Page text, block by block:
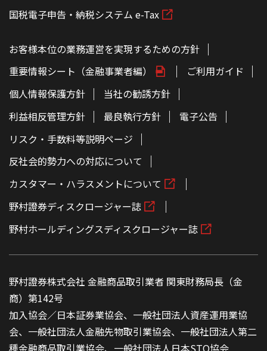
国税電子申告・納税システム e-Tax
お客様本位の業務運営を実現するための方針
重要情報シート（金融事業者編）
ご利用ガイド
個人情報保護方針
当社の勧誘方針
利益相反管理方針
最良執行方針
電子公告
リスク・手数料等説明ページ
反社会的勢力への対応について
カスタマー・ハラスメントについて
野村證券ディスクロージャー誌
野村ホールディングスディスクロージャー誌
野村證券株式会社 金融商品取引業者 関東財務局長（金
商）第142号
加入協会／日本証券業協会、一般社団法人資産運用業協
会、一般社団法人金融先物取引業協会、一般社団法人第二